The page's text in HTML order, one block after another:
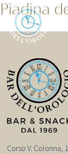
Piadina
Corso V. Colonna,